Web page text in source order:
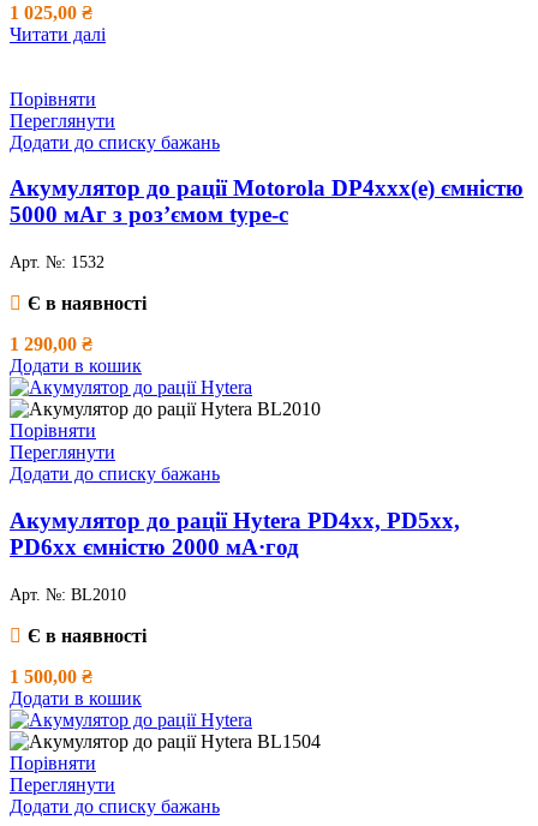
1 025,00 ₴
Читати далі
Порівняти
Переглянути
Додати до списку бажань
Акумулятор до рації Motorola DP4xxx(e) ємністю
5000 мАг з роз’ємом type-c
Арт. №: 1532
Є в наявності
1 290,00 ₴
Додати в кошик
Порівняти
Переглянути
Додати до списку бажань
Акумулятор дo рації Hytera PD4xx, PD5xx,
PD6xx ємністю 2000 мА·год
Арт. №: BL2010
Є в наявності
1 500,00 ₴
Додати в кошик
Порівняти
Переглянути
Додати до списку бажань